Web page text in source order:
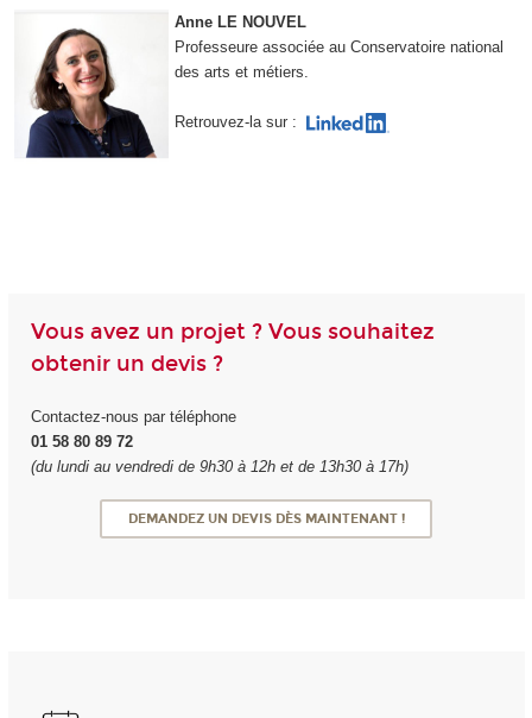
Anne LE NOUVEL
Professeure associée au Conservatoire national
des arts et métiers.
Retrouvez-la sur :
Vous avez un projet ? Vous souhaitez
obtenir un devis ?
Contactez-nous par téléphone
01 58 80 89 72
(du lundi au vendredi de 9h30 à 12h et de 13h30 à 17h)
DEMANDEZ UN DEVIS DÈS MAINTENANT !